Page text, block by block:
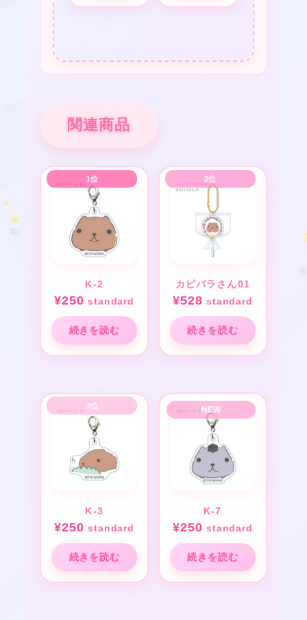
関連商品
K-2
¥250 standard
続きを読む
カピバラさん01
¥528 standard
続きを読む
K-3
¥250 standard
続きを読む
K-7
¥250 standard
続きを読む